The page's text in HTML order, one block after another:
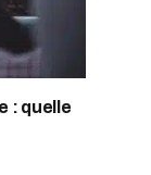
: quelle